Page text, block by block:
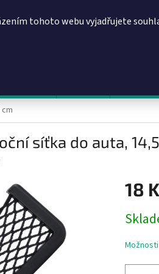
tohoto webu vyjadřujete
síťka do auta,
18
cena: